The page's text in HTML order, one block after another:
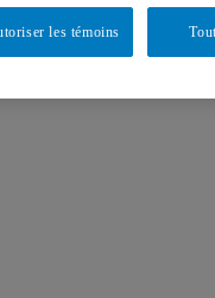
les témoins